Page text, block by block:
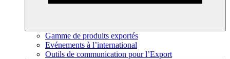
Gamme de produits exportés
Evénements à l’international
Outils de communication pour l’Export